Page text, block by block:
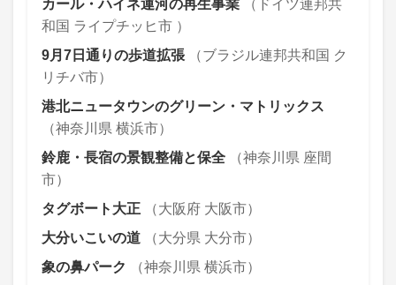
カール・ハイネ運河の再生事業
（ドイツ連邦共
和国 ライプチッヒ市 ）
9月7日通りの歩道拡張
（ブラジル連邦共和国 ク
リチバ市）
港北ニュータウンのグリーン・マトリックス
（神奈川県 横浜市）
鈴鹿・長宿の景観整備と保全
（神奈川県 座間
市）
タグボート大正
（大阪府 大阪市）
大分いこいの道
（大分県 大分市）
象の鼻パーク
（神奈川県 横浜市）